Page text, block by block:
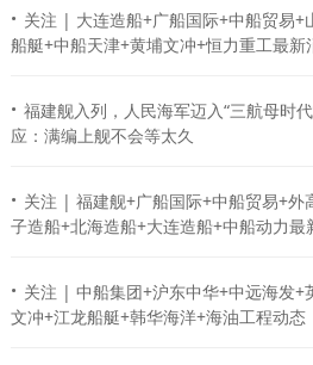
· 关注 | 大连造船+广船国际+中船贸易+
船艇+中船天津+黄埔文冲+恒力重工最新
· 福建舰入列，人民海军迈入“三航母时
应：满编上舰不会等太久
· 关注 | 福建舰+广船国际+中船贸易+外
子造船+北海造船+大连造船+中船动力最
· 关注 | 中船集团+沪东中华+中远海发+
文冲+江龙船艇+韩华海洋+海油工程动态